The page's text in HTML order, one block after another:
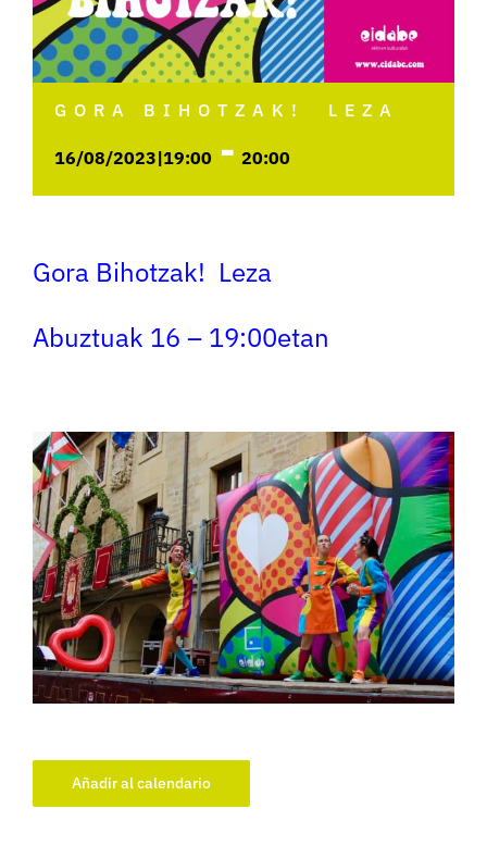
GORA BIHOTZAK! LEZA
16/08/2023|19:00 - 20:00
Gora Bihotzak! Leza
Abuztuak 16 – 19:00etan
Añadir al calendario